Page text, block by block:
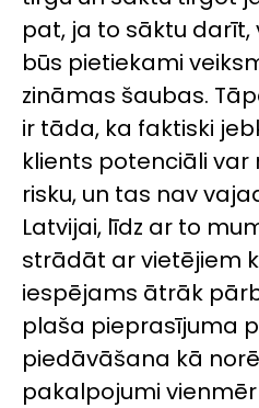
pat, ja to sāktu darīt,
būs pietiekami
zināmas šaubas.
ir tāda, ka faktiski
klients potenciāli
risku, un tas nav
Latvijai, līdz ar to
strādāt ar vietējiem
iespējams ātrāk
plaša pieprasījuma
piedāvāšana kā
pakalpojumi